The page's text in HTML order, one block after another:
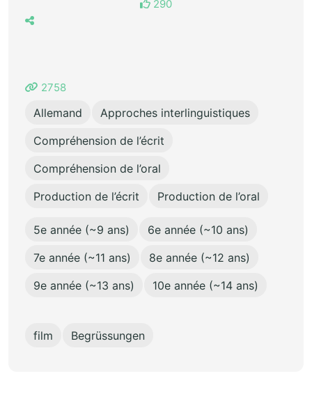
290
2758
Allemand
Approches interlinguistiques
Compréhension de l’écrit
Compréhension de l’oral
Production de l’écrit
Production de l’oral
5e année (~9 ans)
6e année (~10 ans)
7e année (~11 ans)
8e année (~12 ans)
9e année (~13 ans)
10e année (~14 ans)
film Begrüssungen